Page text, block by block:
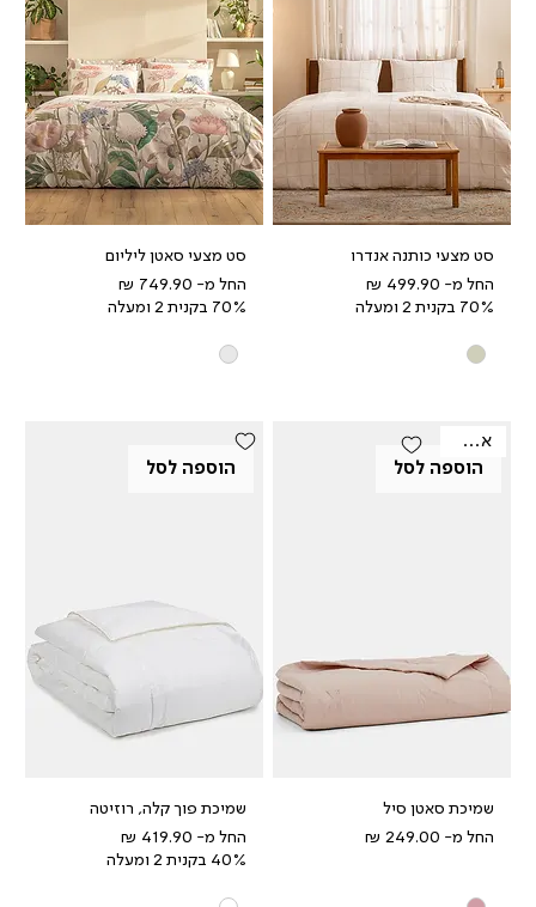
סט מצעי כותנה אנדרו
החל מ-
מחיר מבצע
70% בקנית 2 ומעלה
סט מצעי סאטן ליליום
החל מ-
מחיר מבצע
70% בקנית 2 ומעלה
הוספה לסל
אאוטלט
שמיכת סאטן סיל
החל מ-
מחיר מבצע
הוספה לסל
שמיכת פוך קלה, רוזיטה
החל מ-
מחיר מבצע
40% בקנית 2 ומעלה